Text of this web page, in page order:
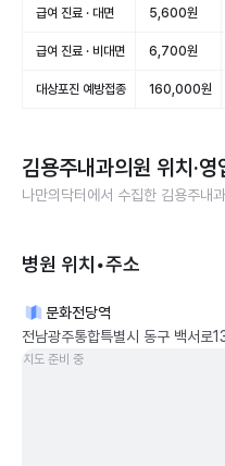
급여 진료 · 대면 5,600원
급여 진료 · 비대면 6,700원
대상포진 예방접종 160,000원
김용주내과의원 위치·
나만의닥터에서 수집한 김용주내
병원 위치•주소
문화전당역
전남광주통합특별시 동구 백서로
지도 준비 중